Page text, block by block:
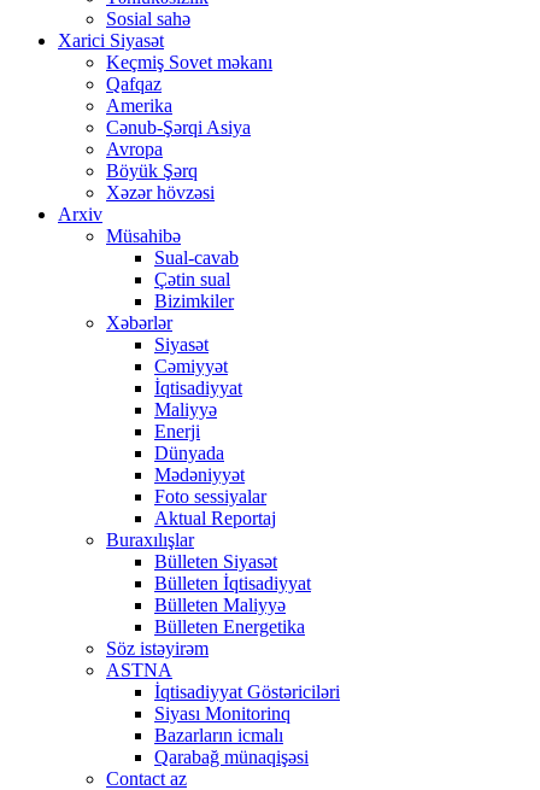
Sosial sahə
Xarici Siyasət
Keçmiş Sovet məkanı
Qafqaz
Amerika
Cənub-Şərqi Asiya
Avropa
Böyük Şərq
Xəzər hövzəsi
Arxiv
Müsahibə
Sual-cavab
Çətin sual
Bizimkiler
Xəbərlər
Siyasət
Cəmiyyət
İqtisadiyyat
Maliyyə
Enerji
Dünyada
Mədəniyyət
Foto sessiyalar
Aktual Reportaj
Buraxılışlar
Bülleten Siyasət
Bülleten İqtisadiyyat
Bülleten Maliyyə
Bülleten Energetika
Söz istəyirəm
ASTNA
İqtisadiyyat Göstəriciləri
Siyası Monitorinq
Bazarların icmalı
Qarabağ münaqişəsi
Contact az